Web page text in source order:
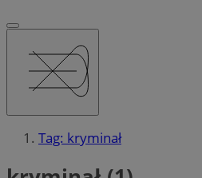
Tag: kryminał